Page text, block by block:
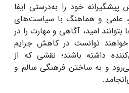
پیشگیرانه خود را به‌درستی ایفا
علمی و هماهنگ با سیاست‌های
امید، آگاهی و مهارت را در
خواهند توانست در کاهش جرایم
داشته باشند؛ نقشی که از
و به ساختن فرهنگی سالم و
.